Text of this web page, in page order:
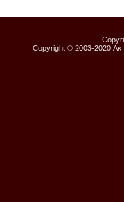
Copyright © 2003-2020